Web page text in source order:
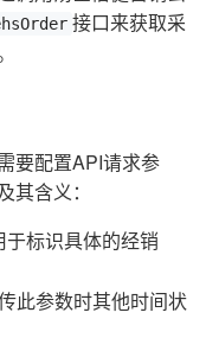
接口来获取采
要配置API请求参
含义：
标识具体的经销
此参数时其他时间状